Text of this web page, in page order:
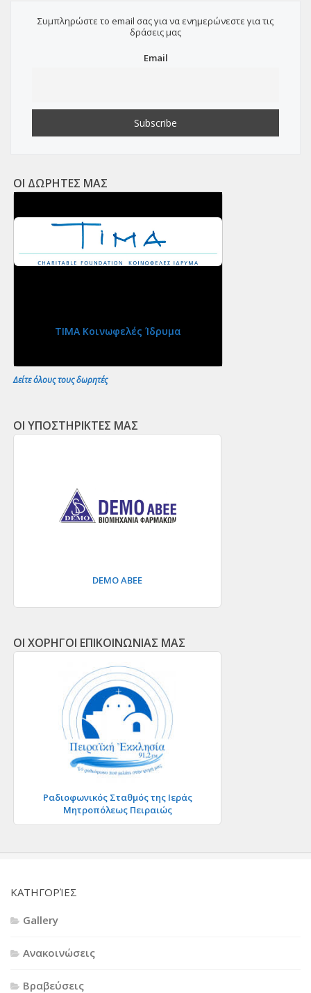
Συμπληρώστε το email σας για να ενημερώνεστε για τις
δράσεις μας
Email
ΟΙ ΔΩΡΗΤΕΣ ΜΑΣ
ΤΙΜΑ Κοινωφελές Ίδρυμα
Δείτε όλους τους δωρητές
ΟΙ ΥΠΟΣΤΗΡΙΚΤΕΣ ΜΑΣ
DEMO ΑΒΕΕ
ΟΙ ΧΟΡΗΓΟΙ ΕΠΙΚΟΙΝΩΝΙΑΣ ΜΑΣ
Ραδιοφωνικός Σταθμός της Ιεράς
Μητροπόλεως Πειραιώς
KΑΤΗΓΟΡΊΕΣ
Gallery
Ανακοινώσεις
Βραβεύσεις